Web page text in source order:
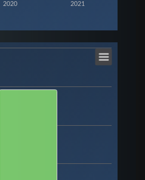
2020 2021